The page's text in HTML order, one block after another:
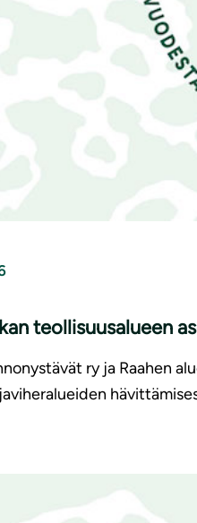
teollisuusalueen
ry ja Raahen